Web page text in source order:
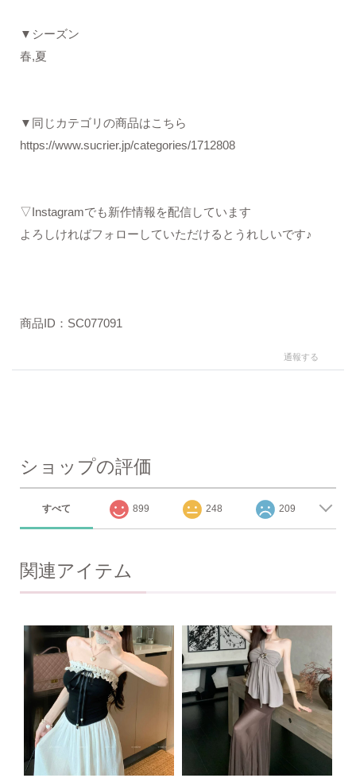
▼シーズン
春,夏
▼同じカテゴリの商品はこちら
https://www.sucrier.jp/categories/1712808
▽Instagramでも新作情報を配信しています
よろしければフォローしていただけるとうれしいです♪
商品ID：SC077091
通報する
ショップの評価
すべて 899 248 209
関連アイテム